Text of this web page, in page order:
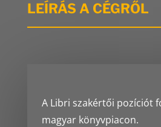
LEÍRÁS A CÉGRŐL
A Libri szakértői pozíciót
magyar könyvpiacon.